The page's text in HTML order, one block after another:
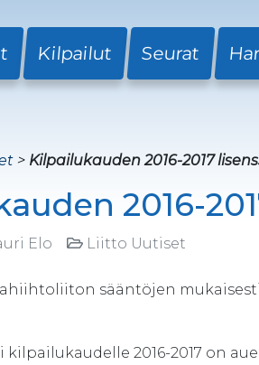
Kilpailut Seurat
> Kilpailukauden 2016-2017
2016-
Elo Liitto Uutiset
sääntöjen mukaisesti
kilpailukaudelle 2016-2017 on